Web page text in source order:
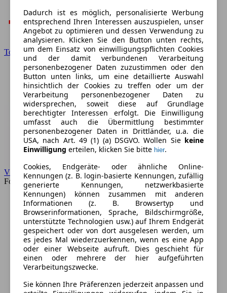
Toyota
VW
Forum
Dadurch ist es möglich, personalisierte Werbung
entsprechend Ihren Interessen auszuspielen, unser
Angebot zu optimieren und dessen Verwendung zu
analysieren. Klicken Sie den Button unten rechts,
um dem Einsatz von einwilligungspflichten Cookies
und der damit verbundenen Verarbeitung
personenbezogener Daten zuzustimmen oder den
Button unten links, um eine detaillierte Auswahl
hinsichtlich der Cookies zu treffen oder um der
Verarbeitung personenbezogener Daten zu
widersprechen, soweit diese auf Grundlage
berechtigter Interessen erfolgt. Die Einwilligung
umfasst auch die Übermittlung bestimmter
personenbezogener Daten in Drittländer, u.a. die
USA, nach Art. 49 (1) (a) DSGVO. Wollen Sie keine
Einwilligung erteilen, klicken Sie bitte hier.
Cookies, Endgeräte- oder ähnliche Online-
Kennungen (z. B. login-basierte Kennungen, zufällig
generierte Kennungen, netzwerkbasierte
Kennungen) können zusammen mit anderen
Informationen (z. B. Browsertyp und
Browserinformationen, Sprache, Bildschirmgröße,
unterstützte Technologien usw.) auf Ihrem Endgerät
gespeichert oder von dort ausgelesen werden, um
es jedes Mal wiederzuerkennen, wenn es eine App
oder einer Webseite aufruft. Dies geschieht für
einen oder mehrere der hier aufgeführten
Verarbeitungszwecke.
Sie können Ihre Präferenzen jederzeit anpassen und